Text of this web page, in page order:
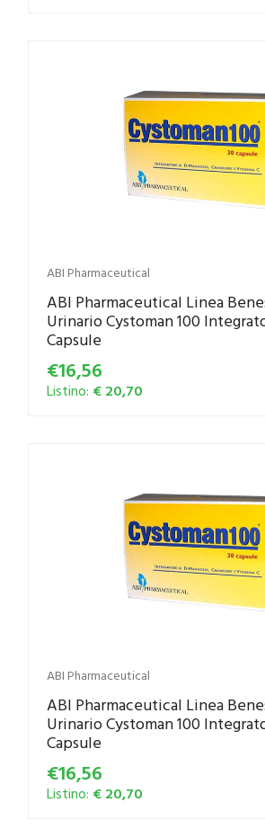
ABI Pharmaceutical
ABI Pharmaceutical Linea
Urinario Cystoman 100
Capsule
€16,56
Listino: € 20,70
ABI Pharmaceutical
ABI Pharmaceutical Linea
Urinario Cystoman 100
Capsule
€16,56
Listino: € 20,70